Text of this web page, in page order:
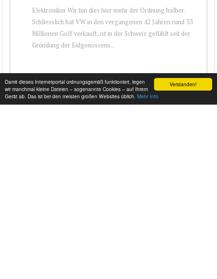
Verstanden!
Damit dieses Internetportal ordnungsgemäß funktioniert, legen
wir manchmal kleine Dateien – sogenannte Cookies – auf Ihrem
Gerät ab. Das ist bei den meisten großen Websites üblich. Mehr Info
Elektroniker Wir tun dies hier mehr der Ordnung halber.
Schliesslich hat VW in den vergangenen 42 Jahren rund 33
Millionen Golf verkauft, ist in der Schweiz gefühlt seit der
Gründung der Eidgenossens...